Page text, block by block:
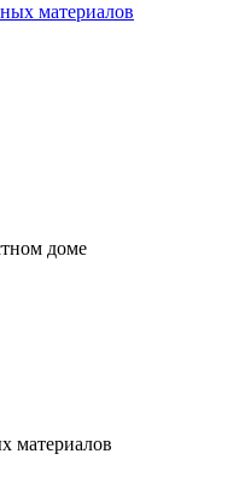
материалов
доме
материалов